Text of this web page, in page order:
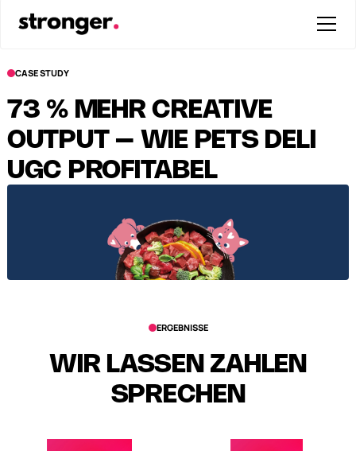
CASE STUDY
73 % MEHR CREATIVE
OUTPUT – WIE PETS DELI
UGC PROFITABEL
ERGEBNISSE
WIR LASSEN ZAHLEN
SPRECHEN